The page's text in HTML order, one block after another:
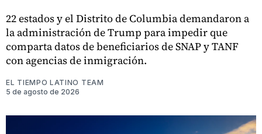
22 estados y el Distrito de Columbia demandaron a
la administración de Trump para impedir que
comparta datos de beneficiarios de SNAP y TANF
con agencias de inmigración.
EL TIEMPO LATINO TEAM
5 de agosto de 2026